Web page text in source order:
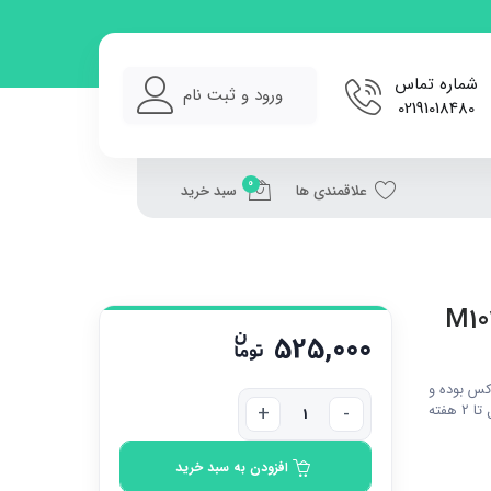
شماره تماس
02191018480
ورود و ثبت نام
علاقمندی ها 0 سبد خرید
بوده و
هزینه تیپاکس تا آدرس گیرنده به صورت پس کرایه است. تحویل تا 2 هفته
525,000
افزودن به سبد خرید